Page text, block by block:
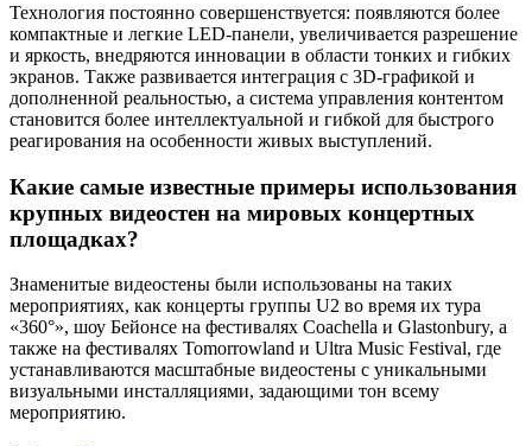
Технология постоянно совершенствуется: появляются более
компактные и легкие LED-панели, увеличивается разрешение
и яркость, внедряются инновации в области тонких и гибких
экранов. Также развивается интеграция с 3D-графикой и
дополненной реальностью, а система управления контентом
становится более интеллектуальной и гибкой для быстрого
реагирования на особенности живых выступлений.
Какие самые известные примеры использования
крупных видеостен на мировых концертных
площадках?
Знаменитые видеостены были использованы на таких
мероприятиях, как концерты группы U2 во время их тура
«360°», шоу Бейонсе на фестивалях Coachella и Glastonbury, а
также на фестивалях Tomorrowland и Ultra Music Festival, где
устанавливаются масштабные видеостены с уникальными
визуальными инсталляциями, задающими тон всему
мероприятию.